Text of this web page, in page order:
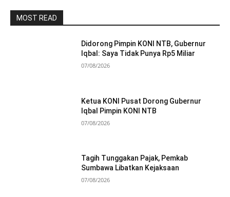
MOST READ
Didorong Pimpin KONI NTB, Gubernur
Iqbal: Saya Tidak Punya Rp5 Miliar
07/08/2026
Ketua KONI Pusat Dorong Gubernur
Iqbal Pimpin KONI NTB
07/08/2026
Tagih Tunggakan Pajak, Pemkab
Sumbawa Libatkan Kejaksaan
07/08/2026